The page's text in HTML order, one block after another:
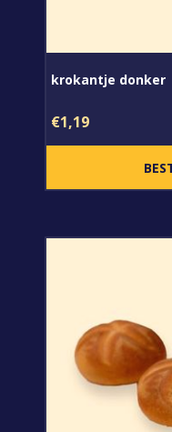
krokantje donker
€1,19